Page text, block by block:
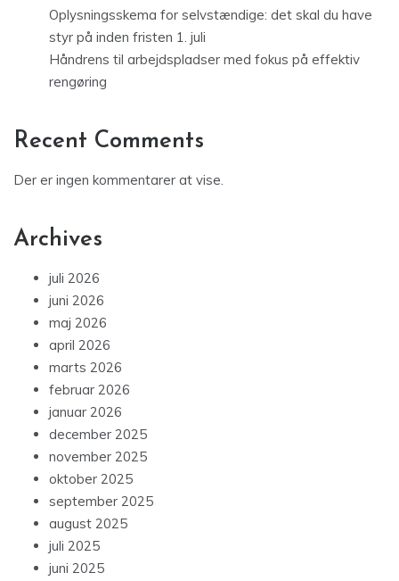
Oplysningsskema for selvstændige: det skal du have
styr på inden fristen 1. juli
Håndrens til arbejdspladser med fokus på effektiv
rengøring
Recent Comments
Der er ingen kommentarer at vise.
Archives
juli 2026
juni 2026
maj 2026
april 2026
marts 2026
februar 2026
januar 2026
december 2025
november 2025
oktober 2025
september 2025
august 2025
juli 2025
juni 2025